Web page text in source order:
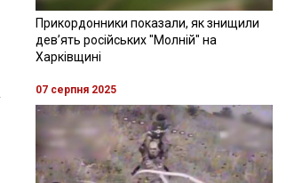
Прикордонники показали, як знищили
девʼять російських "Молній" на
Харківщині
07 серпня 2025